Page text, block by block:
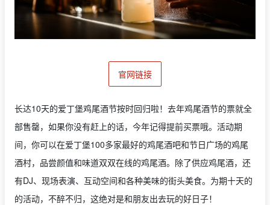
官网链接
长达10天的爱丁堡鸡尾酒节按时回归啦！去年鸡尾酒节的票就全
部售罄，如果你没有赶上的话，今年记得提前买票哦。活动期
间，你可以在爱丁堡100多家最好的鸡尾酒吧和节日广场的鸡尾
酒村，品尝颜值和味道双双在线的鸡尾酒。除了供应鸡尾酒，还
有DJ、现场表演、互动空间和各种美味的街头美食。为期十天的
的活动，不醉不归，这绝对是和朋友出去玩的好日子！